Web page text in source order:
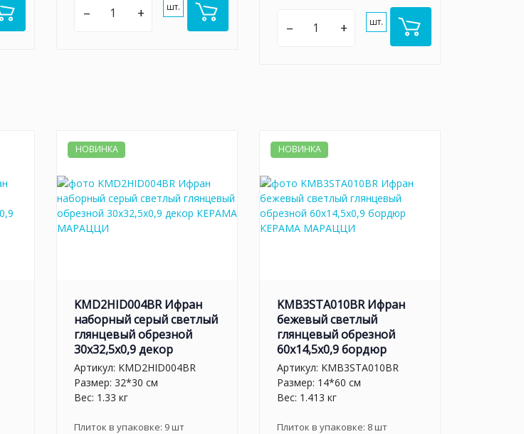
– + шт.
– + шт.
НОВИНКА
KMD2HID004BR Ифран
наборный серый светлый
глянцевый обрезной
30x32,5x0,9 декор
Артикул: KMD2HID004BR
Размер: 32*30 см
Вес: 1.33 кг
Плиток в упаковке: 9шт
НОВИНКА
KMB3STA010BR Ифран
бежевый светлый
глянцевый обрезной
60x14,5x0,9 бордюр
Артикул: KMB3STA010BR
Размер: 14*60 см
Вес: 1.413 кг
Плиток в упаковке: 8шт